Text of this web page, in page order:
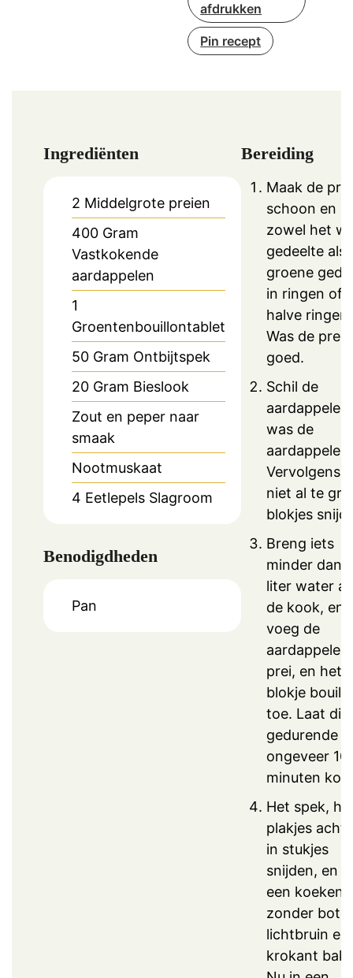
afdrukken
Pin recept
Ingrediënten
2 Middelgrote preien
400 Gram
Vastkokende
aardappelen
1
Groentenbouillontablet
50 Gram Ontbijtspek
20 Gram Bieslook
Zout en peper naar
smaak
Nootmuskaat
4 Eetlepels Slagroom
Benodigdheden
Pan
Bereiding
Maak de prei
schoon en
zowel het
gedeelte als
groene
in ringen of
halve ringen.
Was de prei
goed.
Schil de
aardappelen
was de
aardappelen.
Vervolgens
niet al te
blokjes
Breng iets
minder dan
liter water
de kook, en
voeg de
prei, en het
blokje
toe. Laat dit
gedurende
ongeveer 10
minuten
Het spek,
plakjes
in stukjes
snijden, en in
een
zonder boter
lichtbruin en
krokant